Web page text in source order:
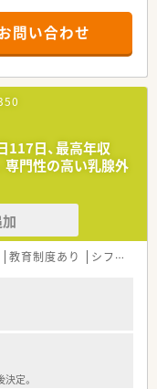
の少ない方でも500万前
や外部組織と連携した研
きるキャリアパスが多
業部長等のマネジメン
シャリストを目指すこ
本社スタッフなど活動領
宅医療へもしっかりと関
ンスが整っています
度など嬉しいメリットも
問い合わせ
117日、最高年収
門性の高い乳腺外
教育制度あり シフト制
定。